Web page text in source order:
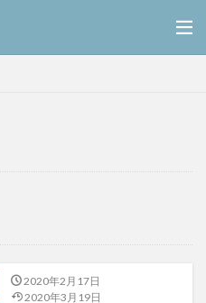
2020年2月17日
2020年3月19日